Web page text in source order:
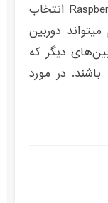
برای این منظور برد رزبری پای Raspberry Pi انتخاب
دوربین
دیگر که
باشند. در مورد